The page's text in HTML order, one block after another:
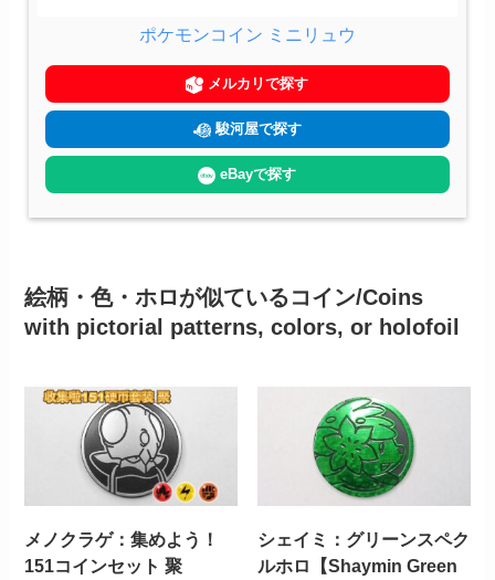
ポケモンコイン ミニリュウ
メルカリで探す
駿河屋で探す
eBayで探す
絵柄・色・ホロが似ているコイン/Coins
with pictorial patterns, colors, or holofoil
メノクラゲ：集めよう！
151コインセット 聚
シェイミ：グリーンスペク
ルホロ【Shaymin Green